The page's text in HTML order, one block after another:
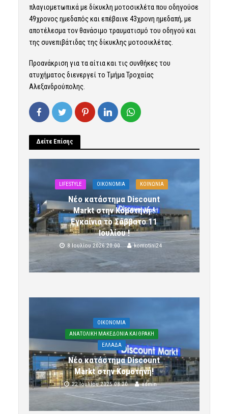
πλαγιομετωπικά με δίκυκλη μοτοσικλέτα που οδηγούσε
49χρονος ημεδαπός και επέβαινε 43χρονη ημεδαπή, με
αποτέλεσμα τον θανάσιμο τραυματισμό του οδηγού και
της συνεπιβάτιδας της δίκυκλης μοτοσικλέτας.
Προανάκριση για τα αίτια και τις συνθήκες του
ατυχήματος διενεργεί το Τμήμα Τροχαίας
Αλεξανδρούπολης.
Δείτε Επίσης
LIFESTYLE OIKONOMIA ΚΟΙΝΩΝΙΑ
Νέο κατάστημα Discount
Markt στην Κομοτηνή !
Εγκαίνια το Σάββατο 11
Ιουλίου !
8 Ιουλίου 2026 20:00 komotini24
OIKONOMIA
ΑΝΑΤΟΛΙΚΗ ΜΑΚΕΔΟΝΙΑ ΚΑΙ ΘΡΑΚΗ
ΕΛΛΑΔΑ
Νέο κατάστημα Discount
Markt στην Κομοτηνή!
22 Ιουλίου 2025 08:20 admin